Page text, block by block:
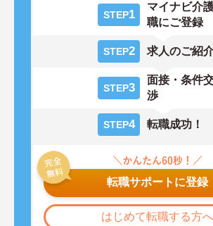
STEP1
マイナビ介
職にご登録
STEP2 求人のご紹
STEP3
面接・条件
渉
STEP4 転職成功！
転職サポートに登録
はじめて転職する方へ